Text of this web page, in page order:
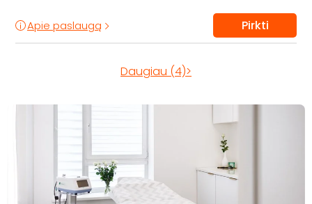
Apie paslaugą Pirkti
Daugiau (4)>